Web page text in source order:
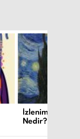
İzlenimcilik
Nedir?